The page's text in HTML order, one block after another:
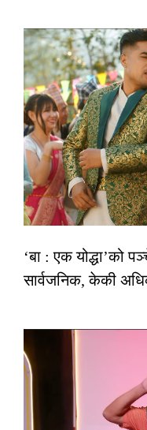
‘बा : एक योद्धा’को
सार्वजनिक, केकी